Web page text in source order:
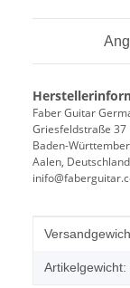
Faber Guitar
Griesfeldstraße 37
Baden-
Aalen,
Wert
Artikelgewicht: